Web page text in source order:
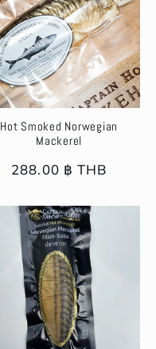
Hot Smoked Norwegian
Mackerel
Regular
288.00 ฿ THB